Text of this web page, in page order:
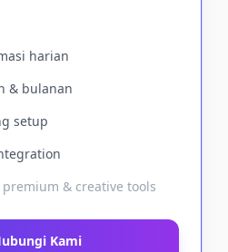
harian
& bulanan
setup
premium & creative tools
Kami